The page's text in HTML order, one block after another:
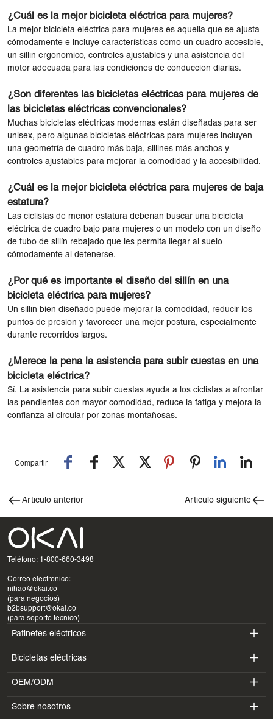
¿Cuál es la mejor bicicleta eléctrica para mujeres?
La mejor bicicleta eléctrica para mujeres es aquella que se ajusta
cómodamente e incluye características como un cuadro accesible,
un sillín ergonómico, controles ajustables y una asistencia del
motor adecuada para las condiciones de conducción diarias.
¿Son diferentes las bicicletas eléctricas para mujeres de
las bicicletas eléctricas convencionales?
Muchas bicicletas eléctricas modernas están diseñadas para ser
unisex, pero algunas bicicletas eléctricas para mujeres incluyen
una geometría de cuadro más baja, sillines más anchos y
controles ajustables para mejorar la comodidad y la accesibilidad.
¿Cuál es la mejor bicicleta eléctrica para mujeres de baja
estatura?
Las ciclistas de menor estatura deberían buscar una bicicleta
eléctrica de cuadro bajo para mujeres o un modelo con un diseño
de tubo de sillín rebajado que les permita llegar al suelo
cómodamente al detenerse.
¿Por qué es importante el diseño del sillín en una
bicicleta eléctrica para mujeres?
Un sillín bien diseñado puede mejorar la comodidad, reducir los
puntos de presión y favorecer una mejor postura, especialmente
durante recorridos largos.
¿Merece la pena la asistencia para subir cuestas en una
bicicleta eléctrica?
Sí. La asistencia para subir cuestas ayuda a los ciclistas a afrontar
las pendientes con mayor comodidad, reduce la fatiga y mejora la
confianza al circular por zonas montañosas.
Compartir
Artículo anterior Artículo siguiente
Teléfono: 1-800-660-3498
Correo electrónico:
nihao@okai.co
(para negocios)
b2bsupport@okai.co
(para soporte técnico)
Patinetes eléctricos
ES400A
ES410
ES600P
Bicicletas eléctricas
EB100B
EB300
OEM/ODM
SV3
Sobre nosotros